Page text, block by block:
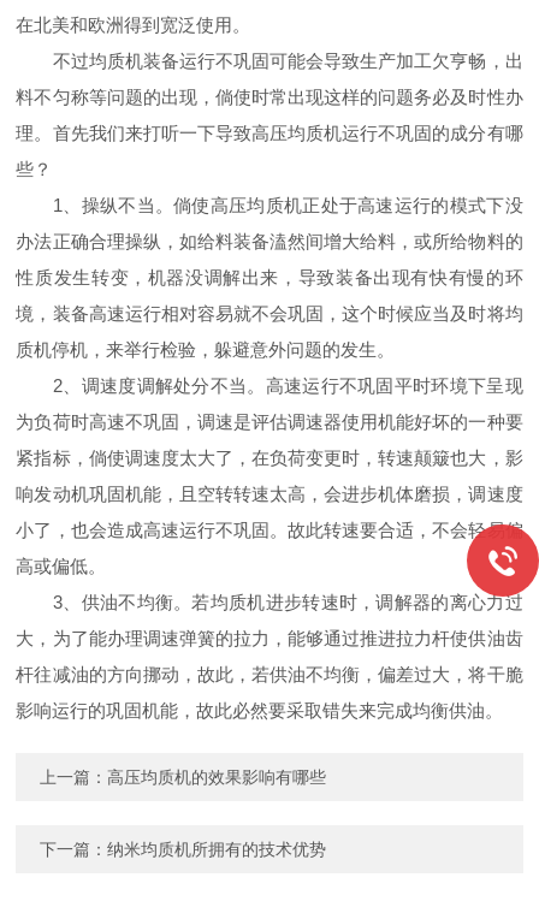
在北美和欧洲得到宽泛使用。
不过均质机装备运行不巩固可能会导致生产加工欠亨畅，出
料不匀称等问题的出现，倘使时常出现这样的问题务必及时性办
理。首先我们来打听一下导致高压均质机运行不巩固的成分有哪
些？
1、操纵不当。倘使高压均质机正处于高速运行的模式下没
办法正确合理操纵，如给料装备溘然间增大给料，或所给物料的
性质发生转变，机器没调解出来，导致装备出现有快有慢的环
境，装备高速运行相对容易就不会巩固，这个时候应当及时将均
质机停机，来举行检验，躲避意外问题的发生。
2、调速度调解处分不当。高速运行不巩固平时环境下呈现
为负荷时高速不巩固，调速是评估调速器使用机能好坏的一种要
紧指标，倘使调速度太大了，在负荷变更时，转速颠簸也大，影
响发动机巩固机能，且空转转速太高，会进步机体磨损，调速度
小了，也会造成高速运行不巩固。故此转速要合适，不会轻易偏
高或偏低。
3、供油不均衡。若均质机进步转速时，调解器的离心力过
大，为了能办理调速弹簧的拉力，能够通过推进拉力杆使供油齿
杆往减油的方向挪动，故此，若供油不均衡，偏差过大，将干脆
影响运行的巩固机能，故此必然要采取错失来完成均衡供油。
上一篇：高压均质机的效果影响有哪些
下一篇：纳米均质机所拥有的技术优势